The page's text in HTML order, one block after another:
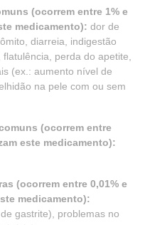
(ocorrem entre 1% e
medicamento): dor de
diarreia, indigestão
perda do apetite,
(ex.: aumento nível de
na pele com ou sem
(ocorrem entre
este medicamento):
(ocorrem entre 0,01% e
medicamento):
gastrite), problemas no